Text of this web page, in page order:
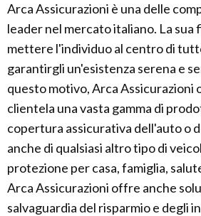
Arca Assicurazioni è una delle
leader nel mercato italiano. La sua
mettere l'individuo al centro di
garantirgli un'esistenza serena e
questo motivo, Arca Assicurazioni
clientela una vasta gamma di
copertura assicurativa dell'auto o
anche di qualsiasi altro tipo di
protezione per casa, famiglia,
Arca Assicurazioni offre anche
salvaguardia del risparmio e degli